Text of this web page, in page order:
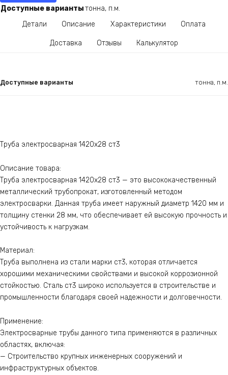
электросварная
Доступные вариантытонна, п.м.
Детали
Описание Характеристики Оплата
Доставка Отзывы Калькулятор
Доступные варианты тонна, п.м.
Труба электросварная 1420х28 ст3
Описание товара:
Труба электросварная 1420х28 ст3 — это высококачественный
металлический трубопрокат, изготовленный методом
электросварки. Данная труба имеет наружный диаметр 1420 мм и
толщину стенки 28 мм, что обеспечивает ей высокую прочность и
устойчивость к нагрузкам.
Материал:
Труба выполнена из стали марки ст3, которая отличается
хорошими механическими свойствами и высокой коррозионной
стойкостью. Сталь ст3 широко используется в строительстве и
промышленности благодаря своей надежности и долговечности.
Применение:
Электросварные трубы данного типа применяются в различных
областях, включая:
— Строительство крупных инженерных сооружений и
инфраструктурных объектов.